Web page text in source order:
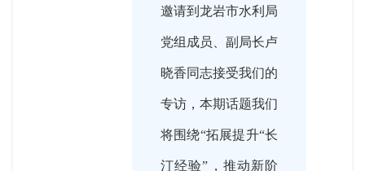
邀请到龙岩市水利局
党组成员、副局长卢
晓香同志接受我们的
专访，本期话题我们
将围绕“拓展提升“长
汀经验”，推动新阶